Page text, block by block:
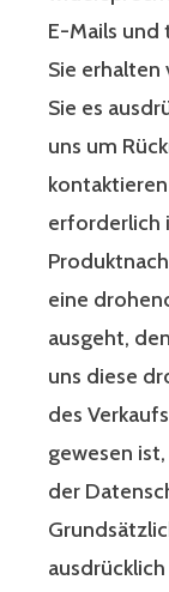
E-Mails und
Sie erhalten
Sie es
uns um
erforderlich
eine
ausgeht,
uns diese
des
gewesen
der